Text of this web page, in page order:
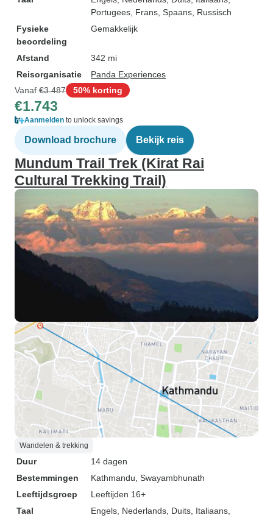
Portugees, Frans, Spaans, Russisch
Fysieke
beoordeling
Gemakkelijk
Afstand
342 mi
Reisorganisatie
Panda Experiences
Vanaf €3.487 50% korting
€1.743
Aanmelden to unlock savings
Download brochure Bekijk reis
Mundum Trail Trek (Kirat Rai
Cultural Trekking Trail)
Wandelen & trekking
Duur
14 dagen
Bestemmingen
Kathmandu , Swayambhunath
Leeftijdsgroep
Leeftijden 16+
Taal
Engels, Nederlands, Duits, Italiaans,